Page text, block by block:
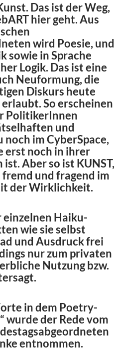
Das ist der Weg,
hier geht. Aus
wird Poesie, und
sowie in Sprache
Logik. Das ist eine
Neuformung, die
Diskurs heute
So erscheinen
PolitikerInnen
und
noch im CyberSpace,
erst noch in ihrer
Aber so ist KUNST,
und fragend im
der Wirklichkeit.
einzelnen Haiku-
wie sie selbst
und Ausdruck frei
nur zum privaten
Nutzung bzw.
in dem Poetry-
“ wurde der Rede vom
entnommen.